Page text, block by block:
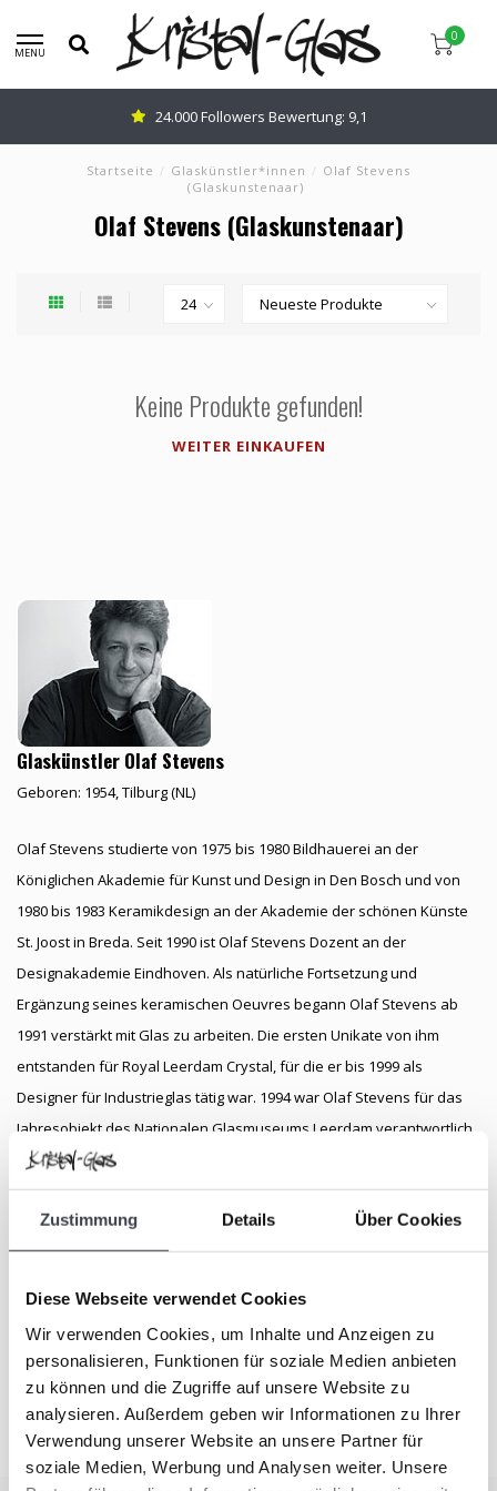
Zustimmung Details Über Cookies
Diese Webseite verwendet Cookies
Wir verwenden Cookies, um Inhalte und Anzeigen zu
personalisieren, Funktionen für soziale Medien anbieten
zu können und die Zugriffe auf unsere Website zu
analysieren. Außerdem geben wir Informationen zu Ihrer
Verwendung unserer Website an unsere Partner für
soziale Medien, Werbung und Analysen weiter. Unsere
MENU
0
24.000 Followers Bewertung: 9,1
Startseite / Glaskünstler*innen / Olaf Stevens
(Glaskunstenaar)
Olaf Stevens (Glaskunstenaar)
Keine Produkte gefunden!
WEITER EINKAUFEN
Glaskünstler Olaf Stevens
Geboren: 1954, Tilburg (NL)
Olaf Stevens studierte von 1975 bis 1980 Bildhauerei an der
Königlichen Akademie für Kunst und Design in Den Bosch und von
1980 bis 1983 Keramikdesign an der Akademie der schönen Künste
St. Joost in Breda. Seit 1990 ist Olaf Stevens Dozent an der
Designakademie Eindhoven. Als natürliche Fortsetzung und
Ergänzung seines keramischen Oeuvres begann Olaf Stevens ab
1991 verstärkt mit Glas zu arbeiten. Die ersten Unikate von ihm
entstanden für Royal Leerdam Crystal, für die er bis 1999 als
Designer für Industrieglas tätig war. 1994 war Olaf Stevens für das
Jahresobjekt des Nationalen Glasmuseums Leerdam verantwortlich.
Seine freien Arbeiten bestehen aus einfach gestalteten Schalen,
Schüsseln und anderen Gefäßformen, die mit anekdotischen
Motiven wie Piktogrammen, Fischen, Vögeln und Flugzeugen
dekoriert sind. Für diese Dekore verwendet Stevens die
(Schweden) umgesetzt.